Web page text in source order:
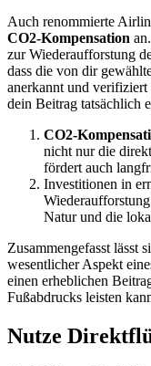
Auch renommierte
CO2-Kompensation
zur Wiederaufforstung
dass die von dir
anerkannt und verifiziert
dein Beitrag tatsächlich
CO2-
nicht nur die
fördert auch
Investitionen in
Natur und die
Zusammengefasst lässt
wesentlicher Aspekt
einen erheblichen
Fußabdrucks leisten
Nutze